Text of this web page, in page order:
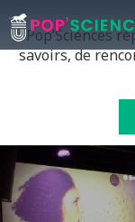
Pop’Sciences
savoirs, de